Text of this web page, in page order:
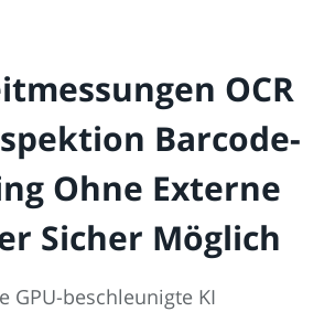
OCR
Barcode-
Ohne Externe
Sicher Möglich
GPU-beschleunigte KI